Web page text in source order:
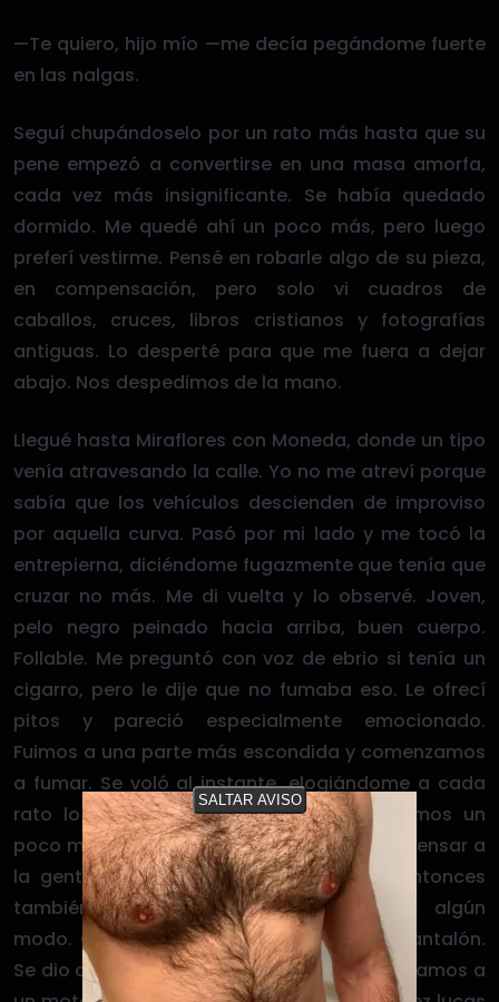
—Te quiero, hijo mío —me decía pegándome fuerte
en las nalgas.
Seguí chupándoselo por un rato más hasta que su
pene empezó a convertirse en una masa amorfa,
cada vez más insignificante. Se había quedado
dormido. Me quedé ahí un poco más, pero luego
preferí vestirme. Pensé en robarle algo de su pieza,
en compensación, pero solo vi cuadros de
caballos, cruces, libros cristianos y fotografías
antiguas. Lo desperté para que me fuera a dejar
abajo. Nos despedimos de la mano.
Llegué hasta Miraflores con Moneda, donde un tipo
venía atravesando la calle. Yo no me atreví porque
sabía que los vehículos descienden de improviso
por aquella curva. Pasó por mi lado y me tocó la
entrepierna, diciéndome fugazmente que tenía que
cruzar no más. Me di vuelta y lo observé. Joven,
pelo negro peinado hacia arriba, buen cuerpo.
Follable. Me preguntó con voz de ebrio si tenía un
cigarro, pero le dije que no fumaba eso. Le ofrecí
pitos y pareció especialmente emocionado.
Fuimos a una parte más escondida y comenzamos
a fumar. Se voló al instante, elogiándome a cada
rato lo que le había convidado. Caminamos un
poco más y le dije que me gustaba recompensar a
la gente de mi agrado. Respondió que entonces
también tenía que recompensarme de algún
modo. Con descaro le miré el bulto del pantalón.
Se dio cuenta y me sonrió. Le dije que pasáramos a
SALTAR AVISO